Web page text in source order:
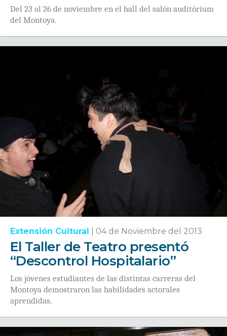
Del 23 al 26 de noviembre en el hall del salón auditórium
del Montoya.
Extensión Cultural 04 de Noviembre del 2013
El Taller de Teatro presentó
“Descontrol Hospitalario”
Los jóvenes estudiantes de las distintas carreras del
Montoya demostraron las habilidades actorales
aprendidas.